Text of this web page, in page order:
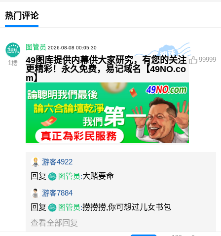
热门评论
1 楼
图管员 2026-08-08 00:05:30
49图库提供内幕供大家研究，有您的关注
更精彩！永久免费，易记域名【49NO.co
m】
99999
游客4922
回复
图管员:大赌要命
游客7884
回复
图管员:捞捞捞,你可想过儿女书包
查看全部回复